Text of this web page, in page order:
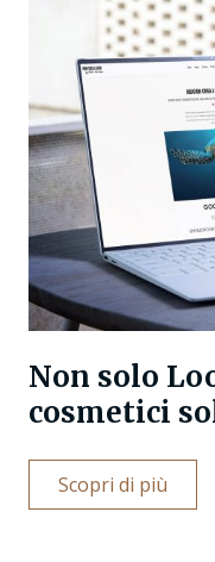
Non solo
cosmetici
Scopri di più